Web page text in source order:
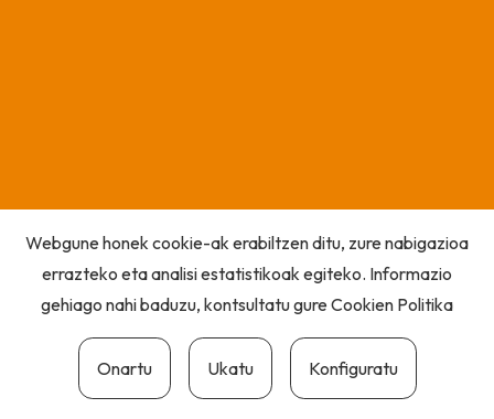
Webgune honek cookie-ak erabiltzen ditu, zure nabigazioa
errazteko eta analisi estatistikoak egiteko. Informazio
gehiago nahi baduzu, kontsultatu gureCookien Politika
Onartu Ukatu Konfiguratu